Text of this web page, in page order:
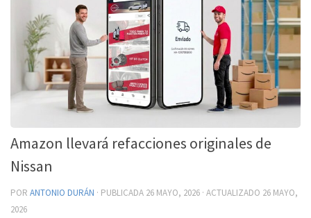
Amazon llevará refacciones originales de
Nissan
POR ANTONIO DURÁN · PUBLICADA 26 MAYO, 2026 · ACTUALIZADO 26 MAYO,
2026